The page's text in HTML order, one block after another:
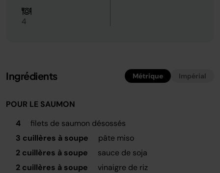
4
Ingrédients Métrique Impérial
POUR LE SAUMON
4
filets de saumon désossés
3 cuillères à soupe
pâte miso
2 cuillères à soupe
sauce de soja
2 cuillères à soupe
vinaigre de riz